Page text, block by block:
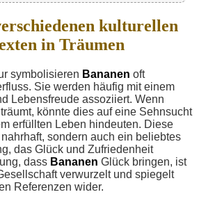
kulturellen
in Träumen
symbolisieren Bananen oft
Sie werden häufig mit einem
Lebensfreude assoziiert. Wenn
träumt, könnte dies auf eine Sehnsucht
erfüllten Leben hindeuten. Diese
sondern auch ein beliebtes
das Glück und Zufriedenheit
dass Bananen Glück bringen, ist
verwurzelt und spiegelt
Referenzen wider.